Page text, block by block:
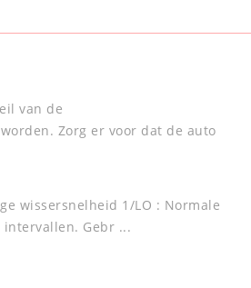
van de
Zorg er voor dat de auto
wissersnelheid 1/LO : Normale
Gebr ...